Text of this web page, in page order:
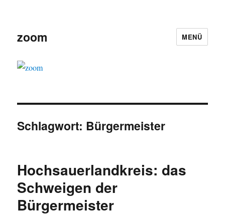
zoom MENÜ
Schlagwort: Bürgermeister
Hochsauerlandkreis: das
Schweigen der
Bürgermeister